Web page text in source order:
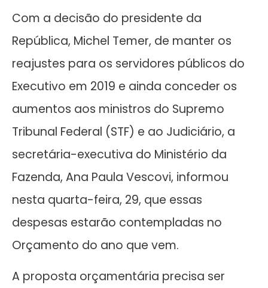
Com a decisão do presidente da
República, Michel Temer, de manter os
reajustes para os servidores públicos do
Executivo em 2019 e ainda conceder os
aumentos aos ministros do Supremo
Tribunal Federal (STF) e ao Judiciário, a
secretária-executiva do Ministério da
Fazenda, Ana Paula Vescovi, informou
nesta quarta-feira, 29, que essas
despesas estarão contempladas no
Orçamento do ano que vem.
A proposta orçamentária precisa ser